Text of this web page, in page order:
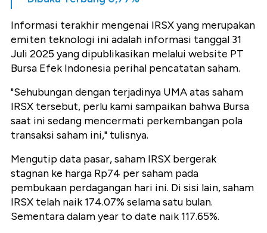
Informasi terakhir mengenai IRSX yang merupakan
emiten teknologi ini adalah informasi tanggal 31
Juli 2025 yang dipublikasikan melalui website PT
Bursa Efek Indonesia perihal pencatatan saham.
"Sehubungan dengan terjadinya UMA atas saham
IRSX tersebut, perlu kami sampaikan bahwa Bursa
saat ini sedang mencermati perkembangan pola
transaksi saham ini," tulisnya.
Mengutip data pasar, saham IRSX bergerak
stagnan ke harga Rp74 per saham pada
pembukaan perdagangan hari ini. Di sisi lain, saham
IRSX telah naik 174.07% selama satu bulan.
Sementara dalam year to date naik 117.65%.